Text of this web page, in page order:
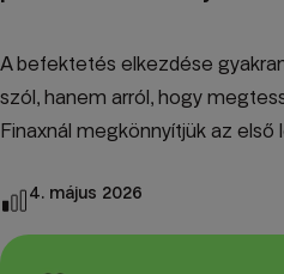
A befektetés elkezdése
szól, hanem arról, hogy
Finaxnál megkönnyítjük az első
4. május 2026